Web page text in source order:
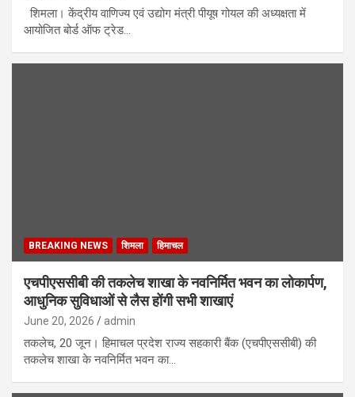
शिमला। केंद्रीय वाणिज्य एवं उद्योग मंत्री पीयूष गोयल की अध्यक्षता में
आयोजित बोर्ड ऑफ ट्रेड…
BREAKING NEWS शिमला हिमाचल
एचपीएससीबी की तकलेच शाखा के नवनिर्मित भवन का लोकार्पण,
आधुनिक सुविधाओं से लैस होंगी सभी शाखाएं
June 20, 2026 admin
तकलेच, 20 जून। हिमाचल प्रदेश राज्य सहकारी बैंक (एचपीएससीबी) की
तकलेच शाखा के नवनिर्मित भवन का…